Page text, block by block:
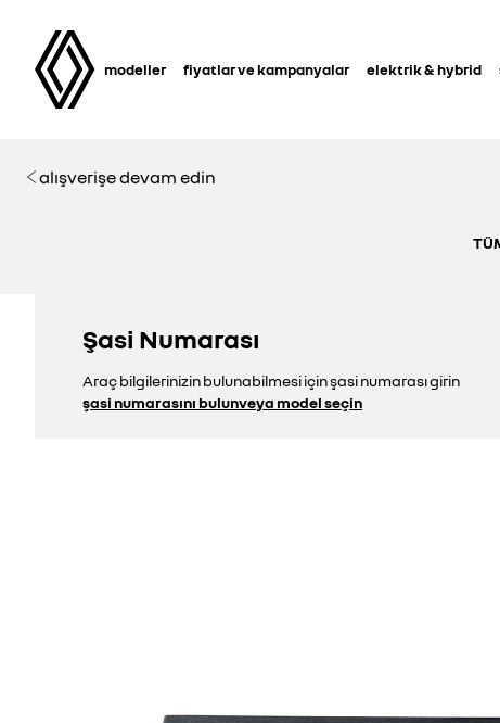
modeller fiyatlar ve kampanyalar elektrik & hybrid
alışverişe devam edin
Şasi Numarası
Araç bilgilerinizin bulunabilmesi için şasi numarası girin
şasi numarasını bulunveya model seçin